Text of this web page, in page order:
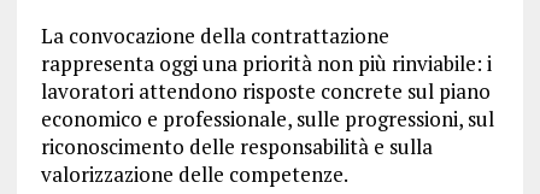
La convocazione della contrattazione
rappresenta oggi una priorità non più rinviabile: i
lavoratori attendono risposte concrete sul piano
economico e professionale, sulle progressioni, sul
riconoscimento delle responsabilità e sulla
valorizzazione delle competenze.